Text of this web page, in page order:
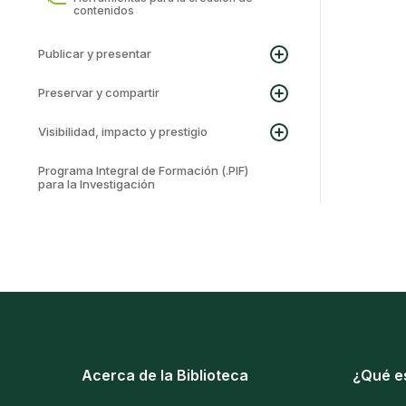
contenidos
Publicar y presentar
Preservar y compartir
Visibilidad, impacto y prestigio
Programa Integral de Formación (.PIF)
para la Investigación
Acerca de la Biblioteca ¿Qué